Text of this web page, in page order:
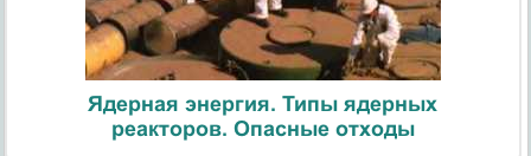
Ядерная энергия. Типы ядерных
реакторов. Опасные отходы